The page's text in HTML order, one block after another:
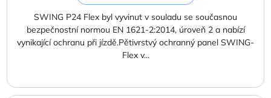
SWING P24 Flex byl vyvinut v souladu se současnou
bezpečnostní normou EN 1621-2:2014, úroveň 2 a nabízí
vynikající ochranu při jízdě.Pětivrstvý ochranný panel SWING-
Flex v...